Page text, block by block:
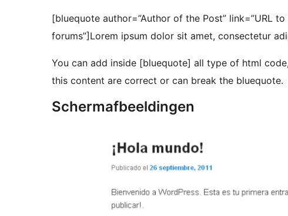
[bluequote author=”Author of the Post” link=”URL
forums”]Lorem ipsum dolor sit amet, consectetur
You can add inside [bluequote] all type of html
this content are correct or can break the bluequote.
Schermafbeeldingen